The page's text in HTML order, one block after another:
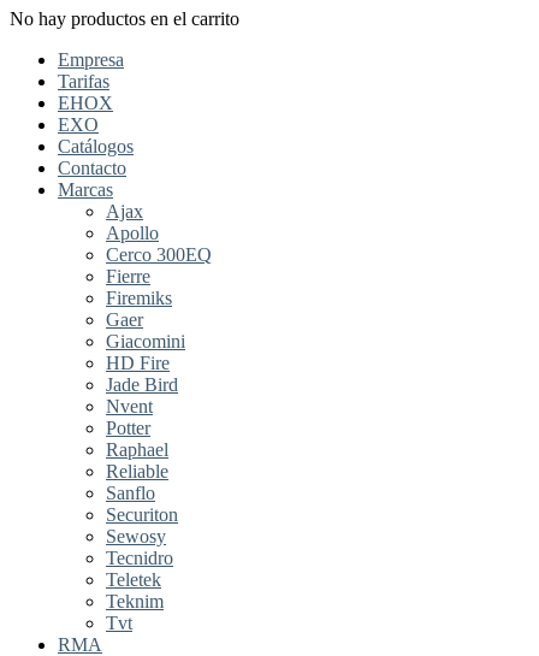
No hay productos en el carrito
Empresa
Tarifas
EHOX
EXO
Catálogos
Contacto
Marcas
Ajax
Apollo
Cerco 300EQ
Fierre
Firemiks
Gaer
Giacomini
HD Fire
Jade Bird
Nvent
Potter
Raphael
Reliable
Sanflo
Securiton
Sewosy
Tecnidro
Teletek
Teknim
Tvt
RMA